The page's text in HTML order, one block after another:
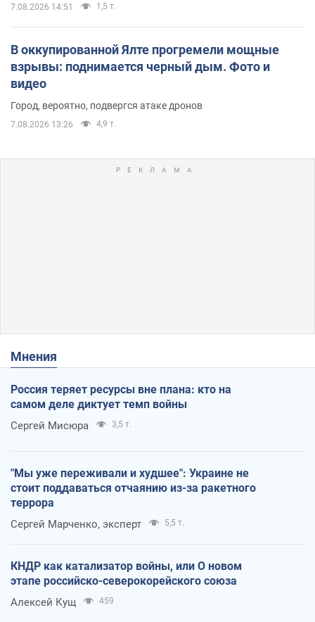
7.08.2026 14:51 1,5 т.
В оккупированной Ялте прогремели мощные
взрывы: поднимается черный дым. Фото и
видео
Город, вероятно, подвергся атаке дронов
7.08.2026 13:26 4,9 т.
Мнения
Россия теряет ресурсы вне плана: кто на
самом деле диктует темп войны
Сергей Мисюра 3,5 т.
"Мы уже переживали и худшее": Украине не
стоит поддаваться отчаянию из-за ракетного
террора
Сергей Марченко, эксперт 5,5 т.
КНДР как катализатор войны, или О новом
этапе российско-северокорейского союза
Алексей Кущ 459